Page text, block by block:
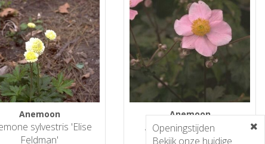
Anemoon
sylvestris 'Elise
Feldman'
Anemoon
Anemone tomentosa
'Robustissima'
Openingstijden
Bekijk onze huidige